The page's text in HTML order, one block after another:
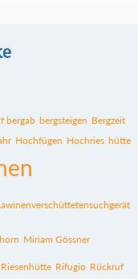
bergab bergsteigen Bergzeit
Hochfügen Hochries hütte
Miriam Gössner
Riesenhütte Rifugio Rückruf